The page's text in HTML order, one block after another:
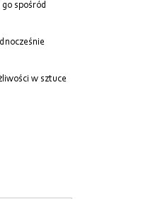
spośród
w sztuce